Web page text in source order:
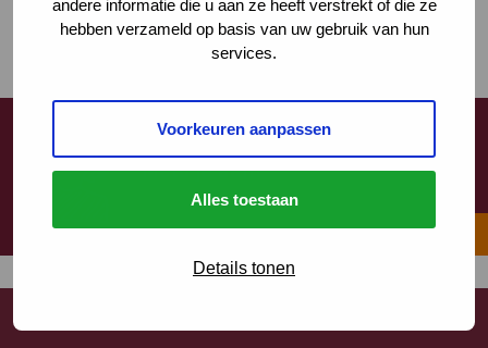
andere informatie die u aan ze heeft verstrekt of die ze
hebben verzameld op basis van uw gebruik van hun
services.
Voorkeuren aanpassen
Alles toestaan
Details tonen
Neem contact op
Ook onze nieuwsbrief ontvangen?
Meld je aan!
Aanmelden